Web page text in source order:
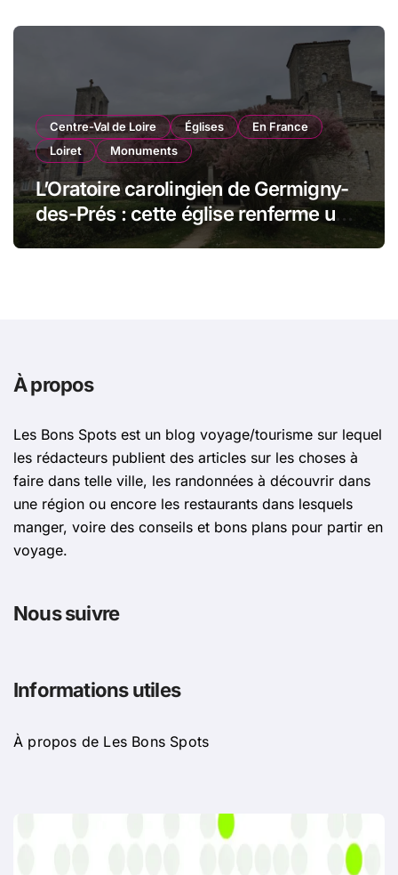
Centre-Val de Loire Églises
En France
Loiret
Monuments
L’Oratoire carolingien de Germigny-
des-Prés : cette église renferme une
magnifique mosaïque carolingienne
À propos
Les Bons Spots est un blog voyage/tourisme sur lequel
les rédacteurs publient des articles sur les choses à
faire dans telle ville, les randonnées à découvrir dans
une région ou encore les restaurants dans lesquels
manger, voire des conseils et bons plans pour partir en
voyage.
Nous suivre
Informations utiles
À propos de Les Bons Spots